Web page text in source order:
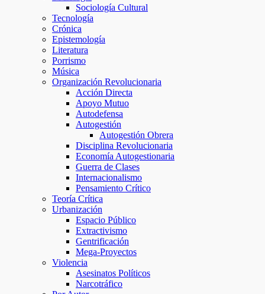
Sociología Cultural
Tecnología
Crónica
Epistemología
Literatura
Porrismo
Música
Organización Revolucionaria
Acción Directa
Apoyo Mutuo
Autodefensa
Autogestión
Autogestión Obrera
Disciplina Revolucionaria
Economía Autogestionaria
Guerra de Clases
Internacionalismo
Pensamiento Crítico
Teoría Crítica
Urbanización
Espacio Público
Extractivismo
Gentrificación
Mega-Proyectos
Violencia
Asesinatos Políticos
Narcotráfico